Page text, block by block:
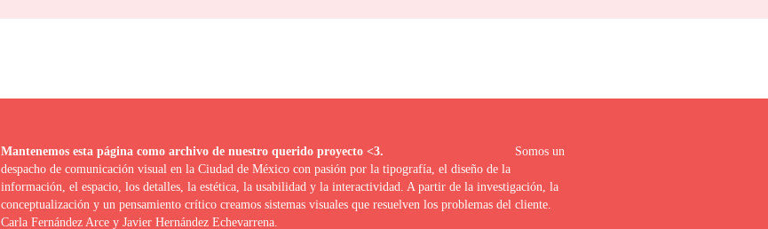
Mantenemos esta página como archivo de nuestro querido proyecto <3.
Somos un
despacho de comunicación visual en la Ciudad de México con pasión por la tipografía, el diseño de la
información, el espacio, los detalles, la estética, la usabilidad y la interactividad. A partir de la investigación, la
conceptualización y un pensamiento crítico creamos sistemas visuales que resuelven los problemas del cliente.
Carla Fernández Arce y Javier Hernández Echevarrena.